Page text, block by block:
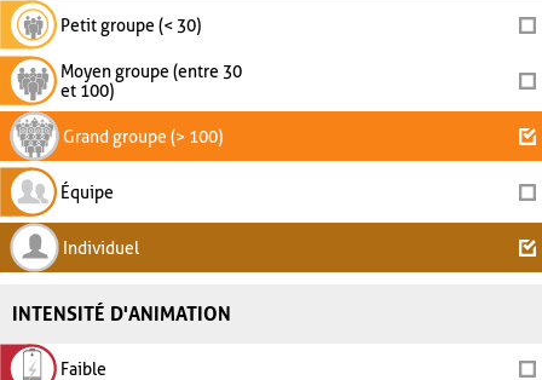
Petit groupe (< 30)
Moyen groupe (entre 30
et 100)
Grand groupe (> 100)
Équipe
Individuel
INTENSITÉ D'ANIMATION
Faible